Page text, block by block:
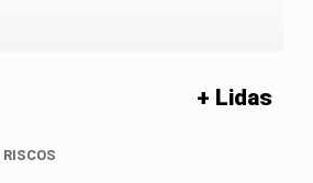
+ Lidas
RISCOS